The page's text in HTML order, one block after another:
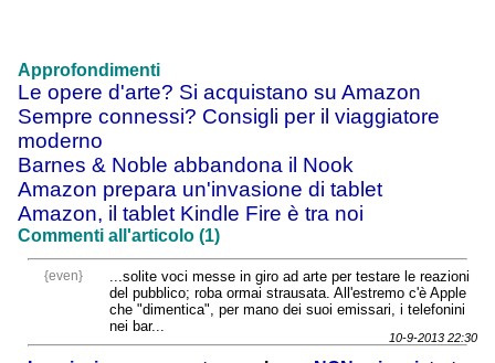
Approfondimenti
Le opere d'arte? Si acquistano su Amazon
Sempre connessi? Consigli per il viaggiatore
moderno
Barnes & Noble abbandona il Nook
Amazon prepara un'invasione di tablet
Amazon, il tablet Kindle Fire è tra noi
Commenti all'articolo (1)
{even}
...solite voci messe in giro ad arte per testare le reazioni
del pubblico; roba ormai strausata. All'estremo c'è Apple
che "dimentica", per mano dei suoi emissari, i telefonini
nei bar...
10-9-2013 22:30